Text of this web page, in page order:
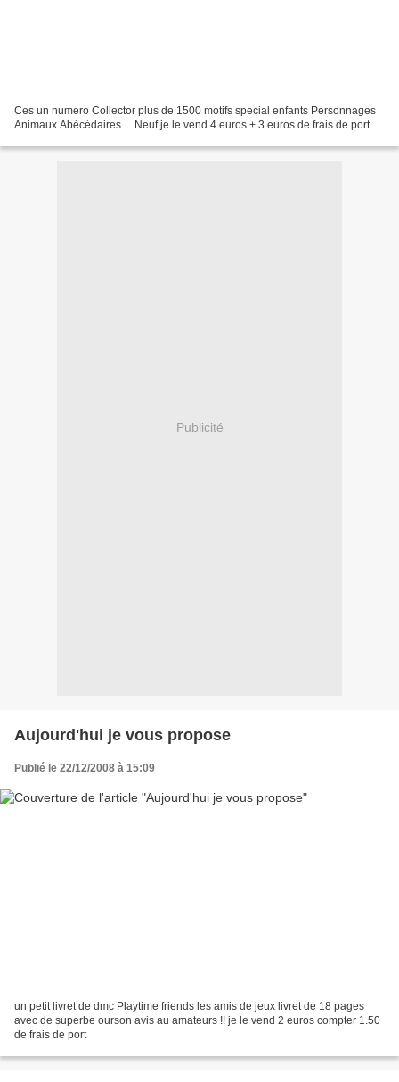
Ces un numero Collector plus de 1500 motifs special enfants Personnages
Animaux Abécédaires.... Neuf je le vend 4 euros + 3 euros de frais de port
Publicité
Aujourd'hui je vous propose
Publié le 22/12/2008 à 15:09
un petit livret de dmc Playtime friends les amis de jeux livret de 18 pages
avec de superbe ourson avis au amateurs !! je le vend 2 euros compter 1.50
de frais de port